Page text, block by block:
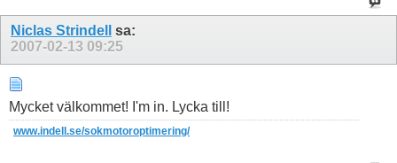
Niclas Strindell
sa:
2007-02-13 09:25
Mycket välkommet! I'm in. Lycka till!
www.indell.se/sokmotoroptimering/